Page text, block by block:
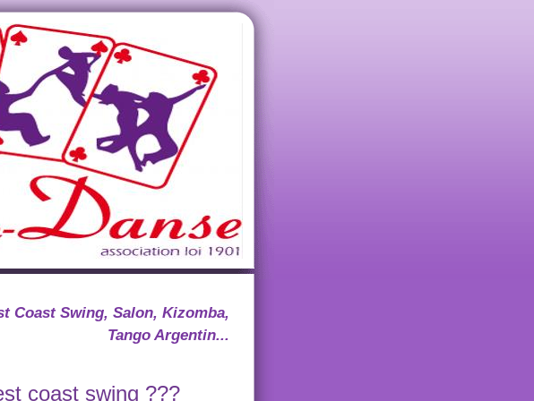
Coast Swing, Salon, Kizomba,
Tango Argentin...
coast swing ???